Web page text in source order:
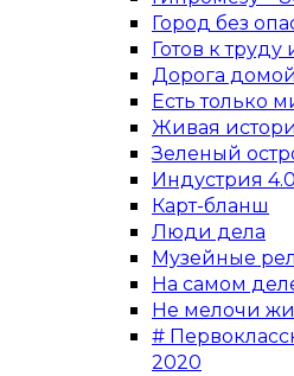
Город без
Готов к
Дорога домой
Есть только
Живая
Зеленый
Индустрия 4.0
Карт-бланш
Люди дела
Музейные
На самом
Не мелочи
#
2020